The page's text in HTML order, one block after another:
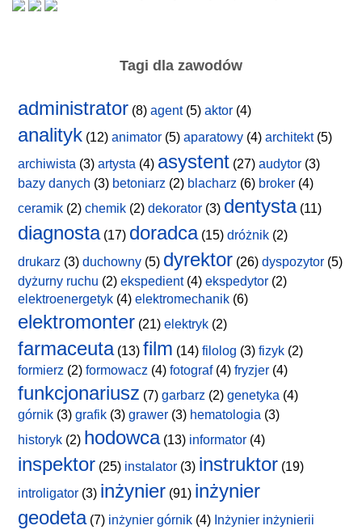
Tagi dla zawodów
administrator (8) agent(5) aktor (4)
analityk (12) animator (5) aparatowy (4) architekt(5)
archiwista (3) artysta (4) asystent (27) audytor (3)
bazy danych (3) betoniarz (2) blacharz (6) broker (4)
ceramik (2) chemik (2) dekorator (3) dentysta(11)
diagnosta(17) doradca(15) dróżnik (2)
drukarz (3) duchowny (5) dyrektor (26) dyspozytor (5)
dyżurny ruchu (2) ekspedient(4) ekspedytor (2)
elektroenergetyk (4) elektromechanik (6)
elektromonter (21) elektryk (2)
farmaceuta(13) film (14) filolog (3) fizyk (2)
formierz (2) formowacz (4) fotograf(4) fryzjer (4)
funkcjonariusz (7) garbarz (2) genetyka (4)
górnik (3) grafik (3) grawer (3) hematologia (3)
historyk (2) hodowca(13) informator (4)
inspektor (25) instalator (3) instruktor (19)
introligator (3) inżynier (91) inżynier
geodeta(7) inżynier górnik (4) Inżynier inżynierii